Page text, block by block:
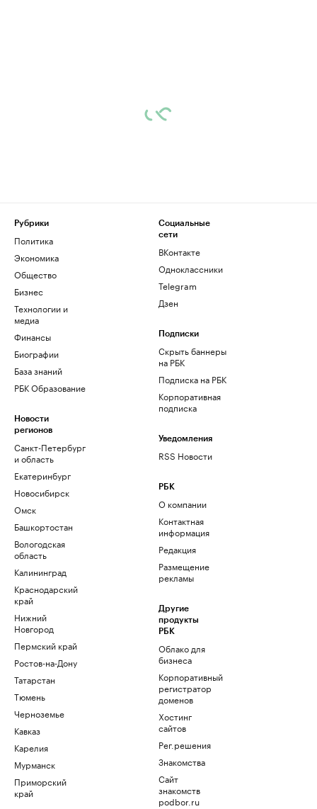
Рубрики
Политика
Экономика
Общество
Бизнес
Технологии и
медиа
Финансы
Биографии
База знаний
РБК Образование
Новости
регионов
Санкт-Петербург
и область
Екатеринбург
Новосибирск
Омск
Башкортостан
Вологодская
область
Калининград
Краснодарский
край
Нижний
Новгород
Пермский край
Ростов-на-Дону
Татарстан
Тюмень
Черноземье
Кавказ
Карелия
Мурманск
Приморский
край
Социальные
сети
ВКонтакте
Одноклассники
Telegram
Дзен
Подписки
Скрыть баннеры
на РБК
Подписка на РБК
Корпоративная
подписка
Уведомления
RSS Новости
РБК
О компании
Контактная
информация
Редакция
Размещение
рекламы
Другие
продукты
РБК
Облако для
бизнеса
Корпоративный
регистратор
доменов
Хостинг
сайтов
Рег.решения
Знакомства
Сайт
знакомств
podbor.ru